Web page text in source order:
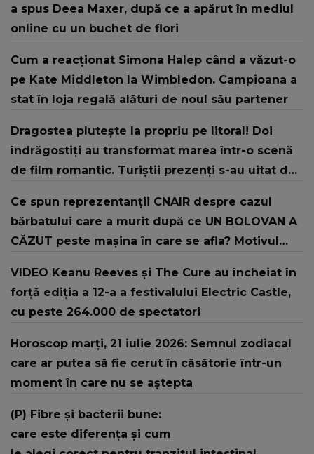
a spus Deea Maxer, după ce a apărut în mediul
online cu un buchet de flori
Cum a reacționat Simona Halep când a văzut-o
pe Kate Middleton la Wimbledon. Campioana a
stat în loja regală alături de noul său partener
Dragostea plutește la propriu pe litoral! Doi
îndrăgostiți au transformat marea într-o scenă
de film romantic. Turiștii prezenți s-au uitat de
Ce spun reprezentanții CNAIR despre cazul
bărbatului care a murit după ce UN BOLOVAN A
CĂZUT peste mașina în care se afla? Motivul
protecție în zona unde A AVUT LOC TRAGEDIA:
"Ar însemna să..."
VIDEO Keanu Reeves și The Cure au încheiat în
forță ediția a 12-a a festivalului Electric Castle,
cu peste 264.000 de spectatori
Horoscop marți, 21 iulie 2026: Semnul zodiacal
care ar putea să fie cerut în căsătorie într-un
moment în care nu se aștepta
(P) Fibre și bacterii bune:
care este diferența și cum